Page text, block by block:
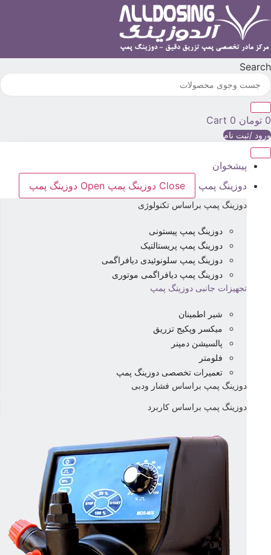
پرش
به
Search
0 تومان 0
Cart
ورود /ثبت نام
پیشخوان
دوزینگ پمپ
Close دوزینگ پمپ Open دوزینگ پمپ
دوزینگ پمپ براساس تکنولوژی
دوزینگ پمپ پیستونی
دوزینگ پمپ پریستالتیک
دوزینگ پمپ سلونوئیدی دیافراگمی
دوزینگ پمپ دیافراگمی موتوری
تجهیزات جانبی دوزینگ پمپ
شیر اطمینان
میکسر وپکیج تزریق
پالسیشن دمپنر
فلومتر
تعمیرات تخصصی دوزینگ پمپ
دوزینگ پمپ براساس فشار ودبی
دوزینگ پمپ براساس کاربرد